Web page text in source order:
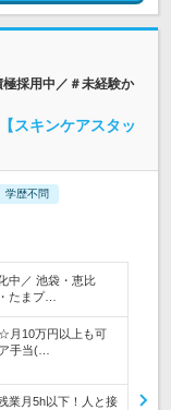
採用中／＃未経験か
スキンケアスタッ
学歴不問
中／ 池袋・恵比
たまプ…
月10万円以上も可
手当(…
業月5h以下！人と接